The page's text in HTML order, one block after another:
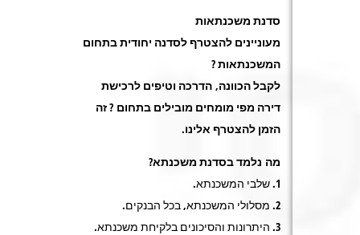
סדנת משכנתאות
מעוניינים להצטרף לסדנה יחודית בתחום
המשכנתאות ?
לקבל הכוונה, הדרכה וטיפים לרכישת
דירה מפי מומחים מובילים בתחום ? זה
הזמן להצטרף אלינו.
מה נלמד בסדנת משכנתא?
1. שלבי המשכנתא.
2. מסלולי המשכנתא, בכל הבנקים.
3. היתרונות והסיכונים בלקיחת משכנתא.